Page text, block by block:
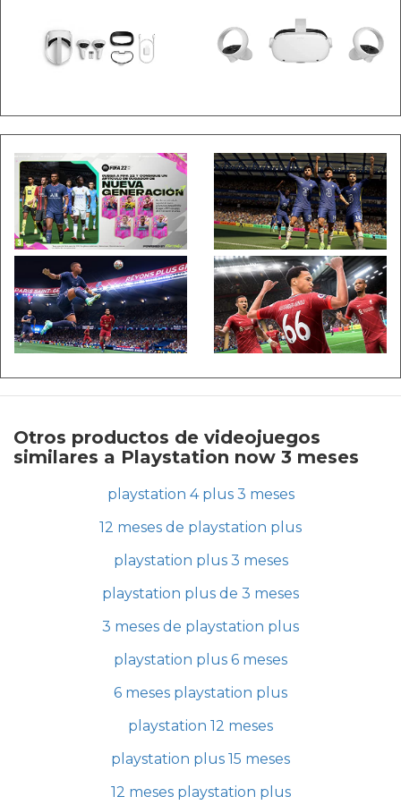
Otros productos de videojuegos
similares a Playstation now 3 meses
playstation 4 plus 3 meses
12 meses de playstation plus
playstation plus 3 meses
playstation plus de 3 meses
3 meses de playstation plus
playstation plus 6 meses
6 meses playstation plus
playstation 12 meses
playstation plus 15 meses
12 meses playstation plus